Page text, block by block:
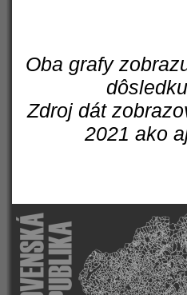
Oba grafy
Zdroj dát
2021 ako